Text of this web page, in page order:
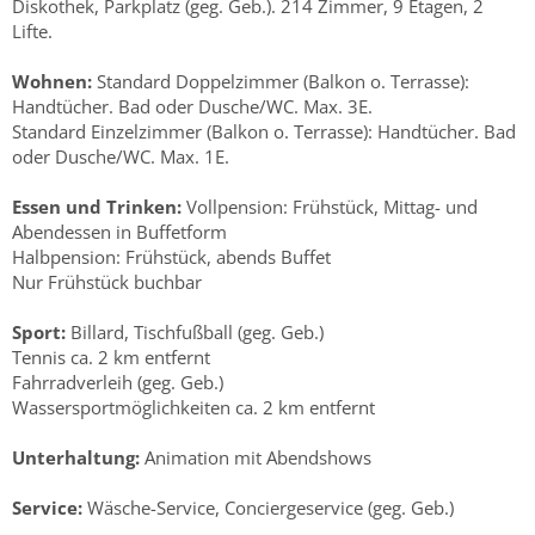
Diskothek, Parkplatz (geg. Geb.). 214 Zimmer, 9 Etagen, 2
Lifte.
Wohnen: Standard Doppelzimmer (Balkon o. Terrasse):
Handtücher. Bad oder Dusche/WC. Max. 3E.
Standard Einzelzimmer (Balkon o. Terrasse): Handtücher. Bad
oder Dusche/WC. Max. 1E.
Essen und Trinken: Vollpension: Frühstück, Mittag- und
Abendessen in Buffetform
Halbpension: Frühstück, abends Buffet
Nur Frühstück buchbar
Sport: Billard, Tischfußball (geg. Geb.)
Tennis ca. 2 km entfernt
Fahrradverleih (geg. Geb.)
Wassersportmöglichkeiten ca. 2 km entfernt
Unterhaltung: Animation mit Abendshows
Service: Wäsche-Service, Conciergeservice (geg. Geb.)